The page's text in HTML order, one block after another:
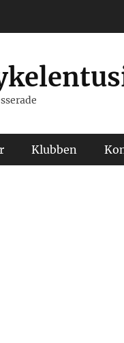
Klubben